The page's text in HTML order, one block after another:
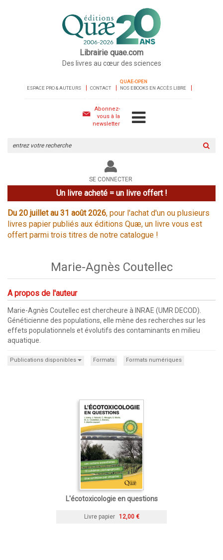
Librairie quae.com
Des livres au cœur des sciences
ESPACE PRO & AUTEURS CONTACT
QUAE-OPEN
NOS EBOOKS EN ACCÈS LIBRE
Abonnez-
vous à la
newsletter
le
site
SE CONNECTER
Un livre acheté = un livre offert !
Du 20 juillet au 31 août 2026, pour l'achat d'un ou plusieurs
livres papier publiés aux éditions Quæ, un livre vous est
offert parmi trois titres de notre catalogue !
Marie-Agnès Coutellec
A propos de l'auteur
Marie-Agnès Coutellec est chercheure à INRAE (UMR DECOD).
Généticienne des populations, elle mène des recherches sur les
effets populationnels et évolutifs des contaminants en milieu
aquatique.
Publications disponibles Formats Formats numériques
L'écotoxicologie en questions
Livre papier 12,00 €